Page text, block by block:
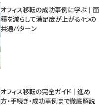
オフィス移転の成功事例に学ぶ｜面
積を減らして満足度が上がる4つの
共通パターン
オフィス移転の完全ガイド｜進め
方・手続き・成功事例まで徹底解説